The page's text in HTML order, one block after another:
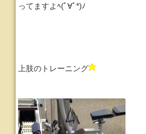
ってますよﾍ(ﾟ∀ﾟ*)ﾉ
上肢のトレーニング